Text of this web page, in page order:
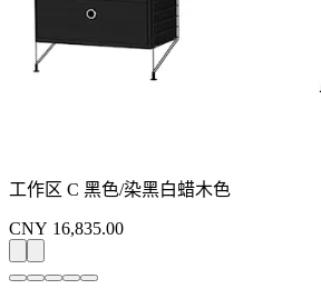
工作区 C 黑色/染黑白蜡木色
CNY 16,835.00